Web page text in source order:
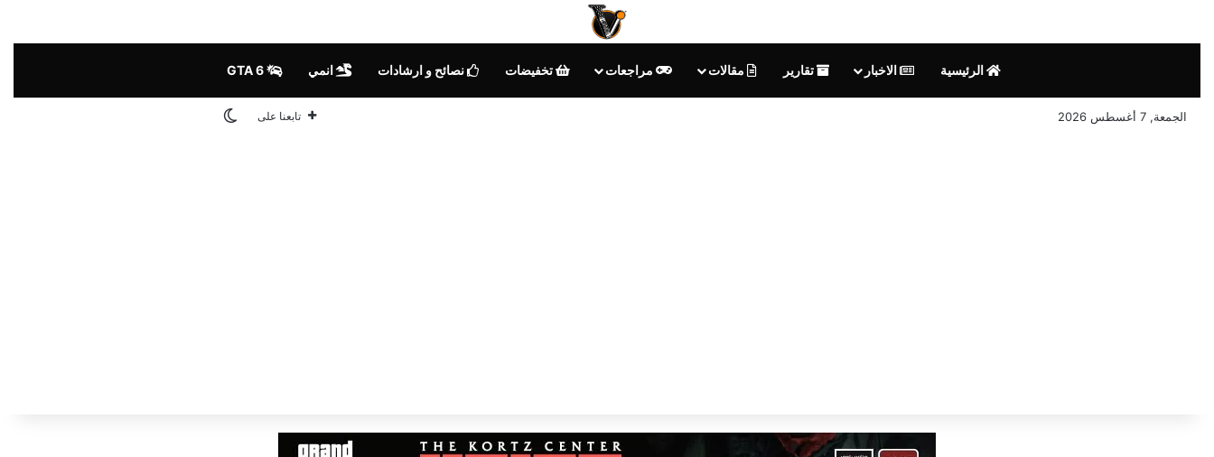
الرئيسية الاخبار تقارير مقالات مراجعات تخفيضات نصائح و ارشادات انمي
الجمعة, 7 أغسطس 2026 تابعنا على الوضع المظلم